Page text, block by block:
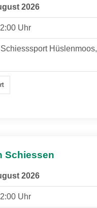
2026
Uhr
Hüslenmoos,
Schiessen
2026
Uhr